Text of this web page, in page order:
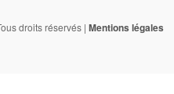
droits réservés | Mentions légales